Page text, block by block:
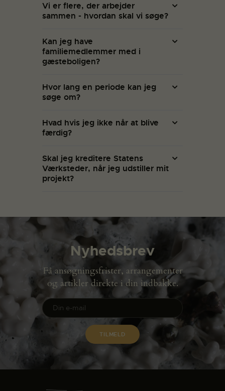
Vi er flere, der arbejder
sammen - hvordan skal vi søge?
Kan jeg have
familiemedlemmer med i
gæsteboligen?
Hvor lang en periode kan jeg
søge om?
Hvad hvis jeg ikke når at blive
færdig?
Skal jeg kreditere Statens
Værksteder, når jeg udstiller mit
projekt?
Nyhedsbrev
Få ansøgningsfrister, arrangementer
og artikler direkte i din indbakke.